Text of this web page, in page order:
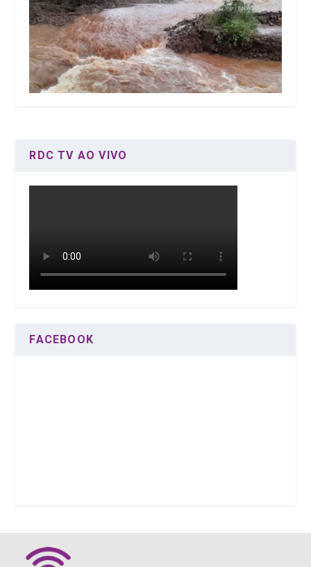
RDC TV AO VIVO
FACEBOOK